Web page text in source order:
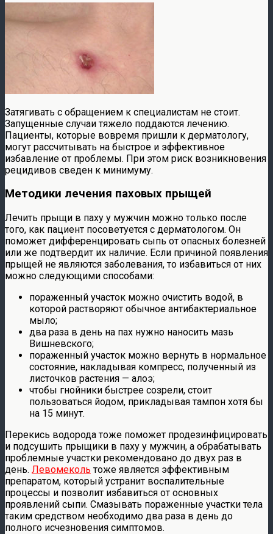
Затягивать с обращением к специалистам не стоит.
Запущенные случаи тяжело поддаются лечению.
Пациенты, которые вовремя пришли к дерматологу,
могут рассчитывать на быстрое и эффективное
избавление от проблемы. При этом риск возникновения
рецидивов сведен к минимуму.
Методики лечения паховых прыщей
Лечить прыщи в паху у мужчин можно только после
того, как пациент посоветуется с дерматологом. Он
поможет дифференцировать сыпь от опасных болезней
или же подтвердит их наличие. Если причиной появления
прыщей не являются заболевания, то избавиться от них
можно следующими способами:
пораженный участок можно очистить водой, в
которой растворяют обычное антибактериальное
мыло;
два раза в день на пах нужно наносить мазь
Вишневского;
пораженный участок можно вернуть в нормальное
состояние, накладывая компресс, полученный из
листочков растения — алоэ;
чтобы гнойники быстрее созрели, стоит
пользоваться йодом, прикладывая тампон хотя бы
на 15 минут.
Перекись водорода тоже поможет продезинфицировать
и подсушить прыщики в паху у мужчин, а обрабатывать
проблемные участки рекомендовано до двух раз в
день. Левомеколь тоже является эффективным
препаратом, который устранит воспалительные
процессы и позволит избавиться от основных
проявлений сыпи. Смазывать пораженные участки тела
таким средством необходимо два раза в день до
полного исчезновения симптомов.